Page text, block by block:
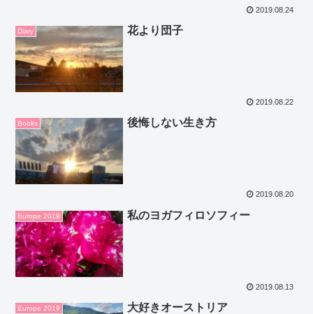
2019.08.24
Diary 花より団子
2019.08.22
Books 後悔しない生き方
2019.08.20
Europe 2019 私のヨガフィロソフィー
2019.08.13
Europe 2019 大好きオーストリア